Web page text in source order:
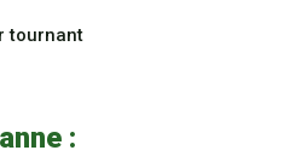
tournant
: